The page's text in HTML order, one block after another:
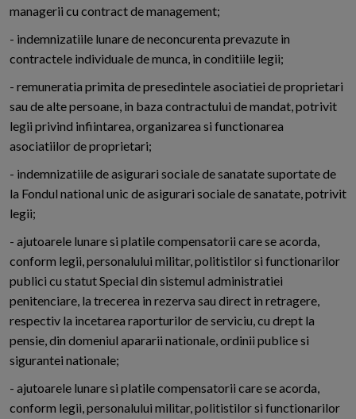
managerii cu contract de management;
- indemnizatiile lunare de neconcurenta prevazute in
contractele individuale de munca, in conditiile legii;
- remuneratia primita de presedintele asociatiei de proprietari
sau de alte persoane, in baza contractului de mandat, potrivit
legii privind infiintarea, organizarea si functionarea
asociatiilor de proprietari;
- indemnizatiile de asigurari sociale de sanatate suportate de
la Fondul national unic de asigurari sociale de sanatate, potrivit
legii;
- ajutoarele lunare si platile compensatorii care se acorda,
conform legii, personalului militar, politistilor si functionarilor
publici cu statut Special din sistemul administratiei
penitenciare, la trecerea in rezerva sau direct in retragere,
respectiv la incetarea raporturilor de serviciu, cu drept la
pensie, din domeniul apararii nationale, ordinii publice si
sigurantei nationale;
- ajutoarele lunare si platile compensatorii care se acorda,
conform legii, personalului militar, politistilor si functionarilor